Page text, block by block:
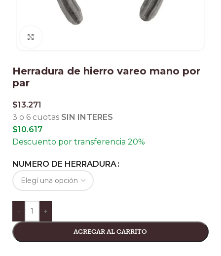
Herradura de hierro vareo mano por
par
$13.271
3 o 6 cuotas SIN INTERES
$10.617
Descuento por transferencia 20%
NUMERO DE HERRADURA
- +
AGREGAR AL CARRITO